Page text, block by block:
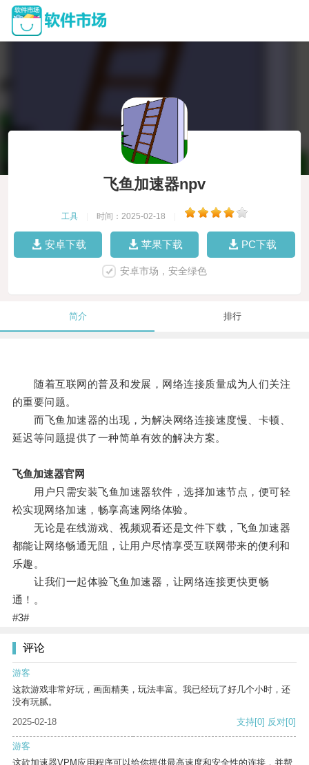
飞鱼加速器npv
工具 时间：2025-02-18
安卓下载 苹果下载 PC下载
安卓市场，安全绿色
简介 排行
随着互联网的普及和发展，网络连接质量成为人们关注
的重要问题。
而飞鱼加速器的出现，为解决网络连接速度慢、卡顿、
延迟等问题提供了一种简单有效的解决方案。
飞鱼加速器官网
用户只需安装飞鱼加速器软件，选择加速节点，便可轻
松实现网络加速，畅享高速网络体验。
无论是在线游戏、视频观看还是文件下载，飞鱼加速器
都能让网络畅通无阻，让用户尽情享受互联网带来的便利和
乐趣。
让我们一起体验飞鱼加速器，让网络连接更快更畅
通！。
#3#
评论
游客
这款游戏非常好玩，画面精美，玩法丰富。我已经玩了好几个小时，还
没有玩腻。
2025-02-18
支持[0] 反对[0]
游客
这款加速器VPM应用程序可以给你提供最高速度和安全性的连接，并帮